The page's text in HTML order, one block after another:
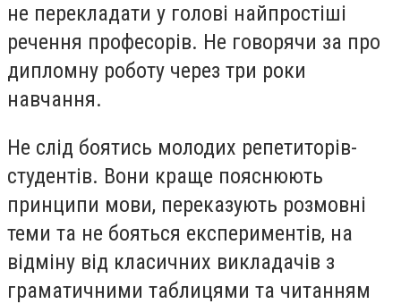
не перекладати у голові найпростіші
речення професорів. Не говорячи за про
дипломну роботу через три роки
навчання.
Не слід боятись молодих репетиторів-
студентів. Вони краще пояснюють
принципи мови, переказують розмовні
теми та не бояться експериментів, на
відміну від класичних викладачів з
граматичними таблицями та читанням